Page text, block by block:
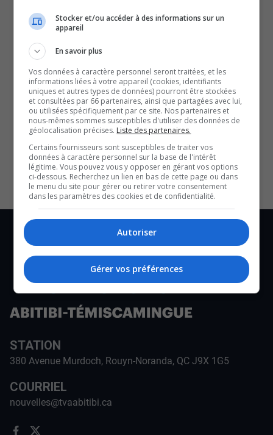
La confédération des syndicats nationaux dresse ses
priorités pour la région.
QUESTION DU JOUR
Commentaires
SOUTENIR NOS MÉDIAS, C’EST PROTÉGER NOTRE
CULTURE ET NOTRE ÉCONOMIE
STATION
380 Avenue Murdoch, Rouyn-Noranda, QC J9X 1G5
COURRIEL
nouvelles@tvaabitibi.ca
Stocker et/ou accéder à des informations sur un
appareil
En savoir plus
Vos données à caractère personnel seront traitées, et les
informations liées à votre appareil (cookies, identifiants
uniques et autres types de données) pourront être stockées
et consultées par 66 partenaires, ainsi que partagées avec lui,
ou utilisées spécifiquement par ce site. Nos partenaires et
nous-mêmes sommes susceptibles d'utiliser des données de
géolocalisation précises. Liste des partenaires.
Certains fournisseurs sont susceptibles de traiter vos
données à caractère personnel sur la base de l'intérêt
légitime. Vous pouvez vous y opposer en gérant vos options
ci-dessous. Recherchez un lien en bas de cette page ou dans
le menu du site pour gérer ou retirer votre consentement
dans les paramètres des cookies et de confidentialité.
Autoriser
Gérer vos préférences